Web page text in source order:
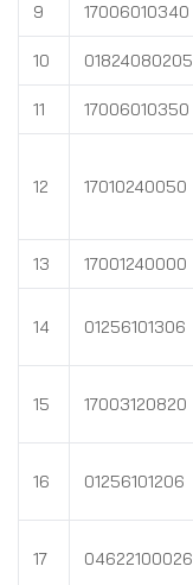
9 17006010340
10 01824080205
11 17006010350
12 17010240050
13 17001240000
14 01256101306
15 17003120820
16 01256101206
17 04622100026